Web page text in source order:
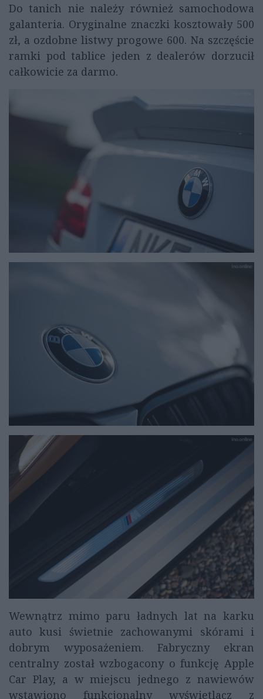
Do tanich nie należy również samochodowa
galanteria. Oryginalne znaczki kosztowały 500
zł, a ozdobne listwy progowe 600. Na szczęście
ramki pod tablice jeden z dealerów dorzucił
całkowicie za darmo.
Wewnątrz mimo paru ładnych lat na karku
auto kusi świetnie zachowanymi skórami i
dobrym wyposażeniem. Fabryczny ekran
centralny został wzbogacony o funkcję Apple
Car Play, a w miejscu jednego z nawiewów
wstawiono funkcjonalny wyświetlacz z